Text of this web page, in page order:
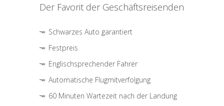
Der Favorit der Geschäftsreisenden
Schwarzes Auto garantiert
Festpreis
Englischsprechender Fahrer
Automatische Flugmitverfolgung
60 Minuten Wartezeit nach der Landung